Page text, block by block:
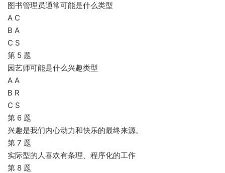
图书管理员通常可能是什么类型
A C
B A
C S
第 5 题
园艺师可能是什么兴趣类型
A A
B R
C S
第 6 题
兴趣是我们内心动力和快乐的最终来源。
第 7 题
实际型的人喜欢有条理、程序化的工作
第 8 题